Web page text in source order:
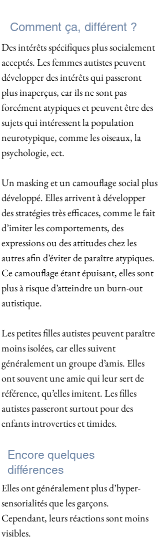
Comment ça, différent ?
Des intérêts spécifiques plus socialement
acceptés. Les femmes autistes peuvent
développer des intérêts qui passeront
plus inaperçus, car ils ne sont pas
forcément atypiques et peuvent être des
sujets qui intéressent la population
neurotypique, comme les oiseaux, la
psychologie, ect.
Un masking et un camouflage social plus
développé. Elles arrivent à développer
des stratégies très efficaces, comme le fait
d’imiter les comportements, des
expressions ou des attitudes chez les
autres afin d’éviter de paraître atypiques.
Ce camouflage étant épuisant, elles sont
plus à risque d’atteindre un burn-out
autistique.
Les petites filles autistes peuvent paraître
moins isolées, car elles suivent
généralement un groupe d’amis. Elles
ont souvent une amie qui leur sert de
référence, qu’elles imitent. Les filles
autistes passeront surtout pour des
enfants introverties et timides.
Encore quelques
différences
Elles ont généralement plus d’hyper-
sensorialités que les garçons.
Cependant, leurs réactions sont moins
visibles.